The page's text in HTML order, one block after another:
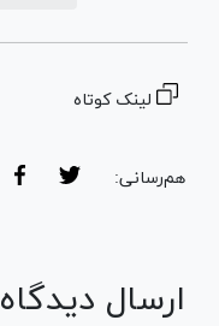
لینک کوتاه
هم‌رسانی:
ارسال دیدگاه